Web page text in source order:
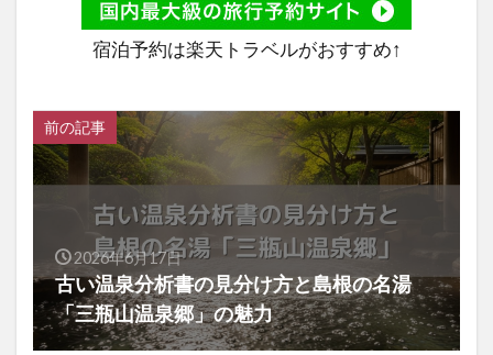
宿泊予約は楽天トラベルがおすすめ↑
前の記事
2026年6月17日
古い温泉分析書の見分け方と島根の名湯
「三瓶山温泉郷」の魅力